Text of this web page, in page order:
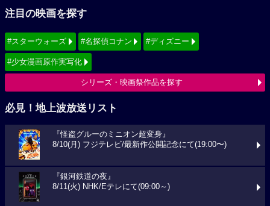
注目の映画を探す
#スターウォーズ #名探偵コナン #ディズニー
#少女漫画原作実写化
シリーズ・映画祭作品を探す
必見！地上波放送リスト
『怪盗グルーのミニオン超変身』
8/10(月) フジテレビ/最新作公開記念にて(19:00〜)
『銀河鉄道の夜』
8/11(火) NHK/Eテレにて(09:00～)